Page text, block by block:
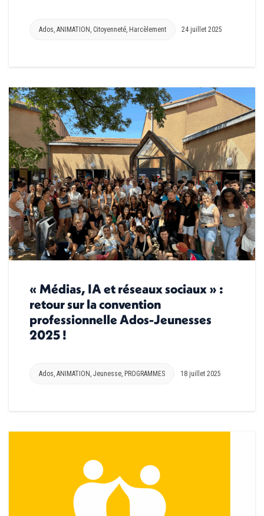
Ados, ANIMATION , Citoyenneté, Harcèlement 24 juillet 2025
« Médias, IA et réseaux sociaux » :
retour sur la convention
professionnelle Ados-Jeunesses
2025 !
Ados, ANIMATION, Jeunesse, PROGRAMMES 18 juillet 2025